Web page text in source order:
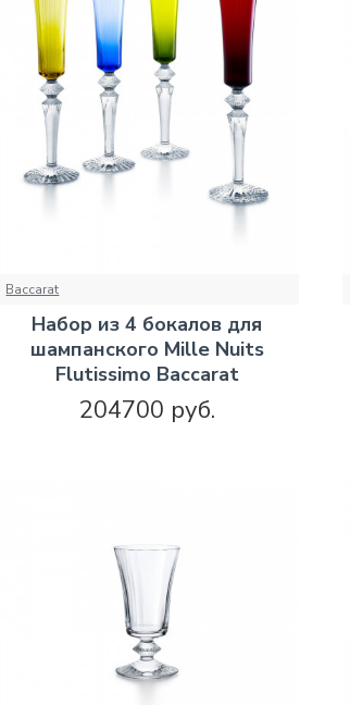
Baccarat
Набор из 4 бокалов для
шампанского Mille Nuits
Flutissimo Baccarat
204700 руб.